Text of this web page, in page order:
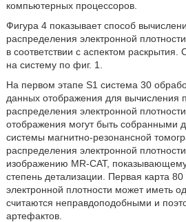
компьютерных процессоров.
Фигура 4 показывает способ
распределения электронной
в соответствии с аспектом
на систему по фиг. 1.
На первом этапе S1 система 30
данных отображения для вычисления
распределения электронной
отображения могут быть собранными
системы магнитно-резонансной
распределения электронной
изображению MR-CAT,
степень детализации. Первая карта
электронной плотности может иметь
считаются неправдоподобными и
артефактов.